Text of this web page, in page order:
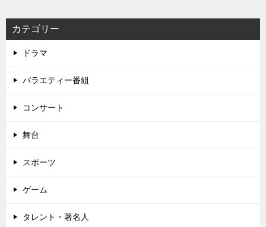
シ
ョ
カテゴリー
ドラマ
バラエティー番組
コンサート
舞台
スポーツ
ゲーム
タレント・著名人